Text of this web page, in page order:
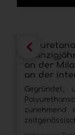
an der
an der
Gegründet,
zunehmend